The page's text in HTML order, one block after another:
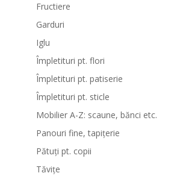
Fructiere
Garduri
Iglu
Împletituri pt. flori
Împletituri pt. patiserie
Împletituri pt. sticle
Mobilier A-Z: scaune, bănci etc.
Panouri fine, tapițerie
Pătuți pt. copii
Tăvițe